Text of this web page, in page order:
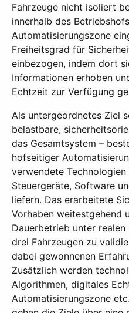
Fahrzeuge nicht isoliert
innerhalb des
Automatisierungszone
Freiheitsgrad für
einbezogen, indem dort
Informationen erhoben
Echtzeit zur Verfügung
Als untergeordnetes Ziel
belastbare,
das Gesamtsystem –
hofseitiger
verwendete
Steuergeräte, Software
liefern. Das erarbeitete
Vorhaben weitestgehend
Dauerbetrieb unter
drei Fahrzeugen zu
dabei gewonnenen
Zusätzlich werden
Algorithmen, digitales
Automatisierungszone